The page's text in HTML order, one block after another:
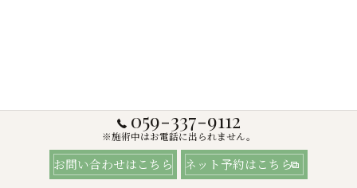
059-337-9112
※施術中はお電話に出られません。
お問い合わせはこちら ネット予約はこちら